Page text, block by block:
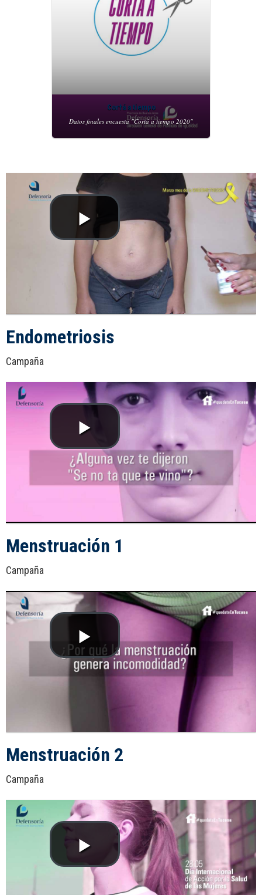
Cor†á a tiempo
Datos finales encuesta "Cortá a tiempo 2020"
Endometriosis
Campaña
Menstruación 1
Campaña
Menstruación 2
Campaña